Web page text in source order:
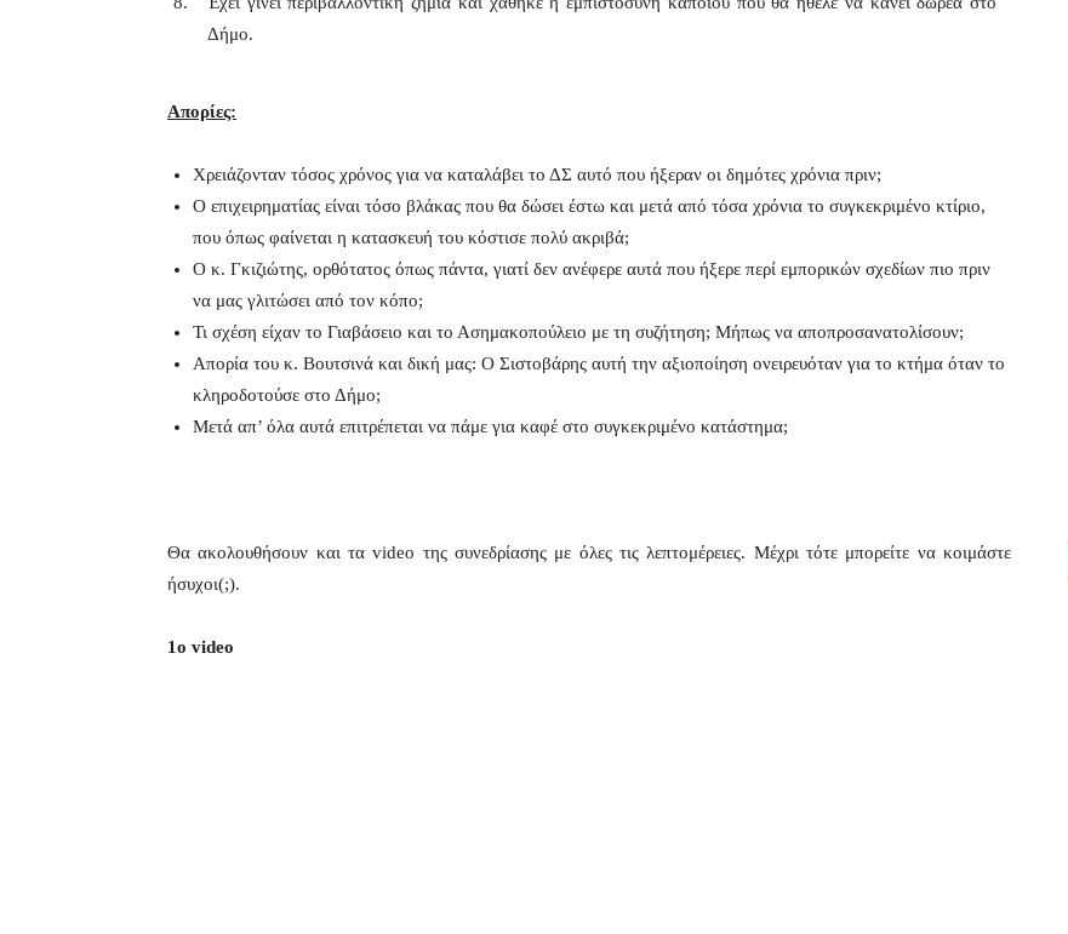
Δήμο.
Απορίες:
Χρειάζονταν τόσος χρόνος για να καταλάβει το ΔΣ αυτό που ήξεραν οι δημότες χρόνια πριν;
Ο επιχειρηματίας είναι τόσο βλάκας που θα δώσει έστω και μετά από τόσα χρόνια το συγκεκριμένο κτίριο,
που όπως φαίνεται η κατασκευή του κόστισε πολύ ακριβά;
Ο κ. Γκιζιώτης, ορθότατος όπως πάντα, γιατί δεν ανέφερε αυτά που ήξερε περί εμπορικών σχεδίων πιο πριν
να μας γλιτώσει από τον κόπο;
Τι σχέση είχαν το Γιαβάσειο και το Ασημακοπούλειο με τη συζήτηση; Μήπως να αποπροσανατολίσουν;
Απορία του κ. Βουτσινά και δική μας: Ο Σιστοβάρης αυτή την αξιοποίηση ονειρευόταν για το κτήμα όταν το
κληροδοτούσε στο Δήμο;
Μετά απ’ όλα αυτά επιτρέπεται να πάμε για καφέ στο συγκεκριμένο κατάστημα;
Θα ακολουθήσουν και τα video της συνεδρίασης με όλες τις λεπτομέρειες. Μέχρι τότε μπορείτε να κοιμάστε
ήσυχοι(;).
1o video